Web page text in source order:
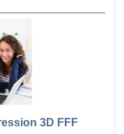
3D FFF